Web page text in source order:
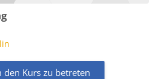
den Kurs zu betreten